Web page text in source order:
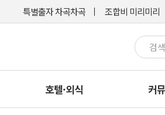
특별출자 차곡차곡 조합비 미리미리
호텔·외식 커